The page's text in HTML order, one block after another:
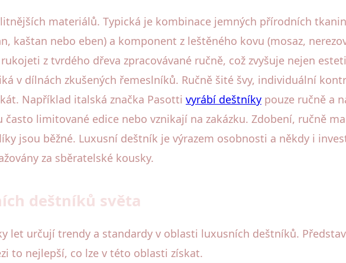
materiálů. Typická je kombinace jemných přírodních
kaštan nebo eben) a komponent z leštěného kovu (mosaz,
z tvrdého dřeva zpracovávané ručně, což zvyšuje nejen
v dílnách zkušených řemeslníků. Ručně šité švy, individuální
Například italská značka Pasotti vyrábí deštníky pouze ručně a
často limitované edice nebo vznikají na zakázku. Zdobení, ručně
jsou běžné. Luxusní deštník je výrazem osobnosti a někdy i
za sběratelské kousky.
deštníků světa
let určují trendy a standardy v oblasti luxusních deštníků.
to nejlepší, co lze v této oblasti získat.